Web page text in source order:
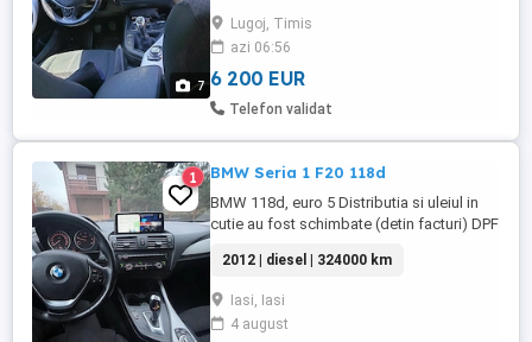
7
Rulaj: 280.239 km Motor: 2.0 Diesel
(TwinPower Turbo) Cutie de viteze:
Manuală Culoare: Argintiu metalizat
înmatriculată în România) ...
Lugoj, Timis
azi 06:56
6 200 EUR
Telefon validat
1 BMW Seria 1 F20 118d
BMW 118d, euro 5 Distributia si uleiul in
cutie au fost schimbate (detin facturi) DPF
Triple cu LED Senzori parcare spate Jante
originale pe 17 Anvelope iarna 2024 Cutie
automata ZF 8hp Naviagatie mare Android
camera video marșarier Slot cartela SIM,
2012 | diesel | 324000 km
Iasi, Iasi
4 august